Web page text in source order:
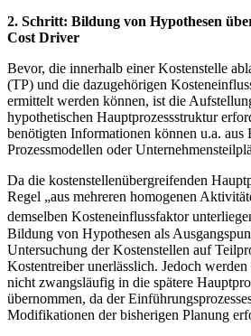
2. Schritt: Bildung von Hypothesen
Cost Driver
Bevor, die innerhalb einer Kostenstelle
(TP) und die dazugehörigen
ermittelt werden können, ist die
hypothetischen Hauptprozessstruktur
benötigten Informationen können u.a. aus
Prozessmodellen oder
Da die kostenstellenübergreifenden
Regel „aus mehreren homogenen
demselben Kosteneinflussfaktor
Bildung von Hypothesen als
Untersuchung der Kostenstellen auf
Kostentreiber unerlässlich. Jedoch
nicht zwangsläufig in die spätere
übernommen, da der
Modifikationen der bisherigen Planung